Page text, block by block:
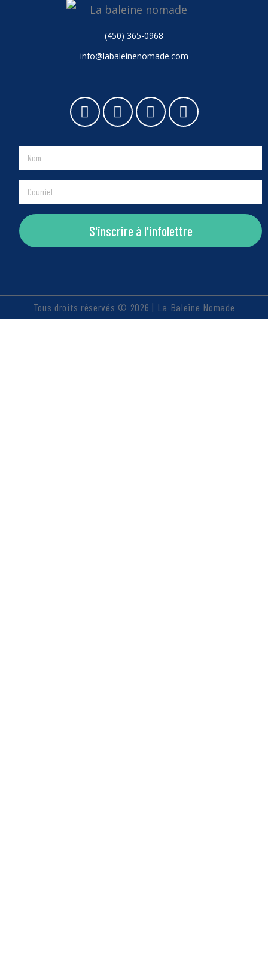
(450) 365-0968
info@labaleinenomade.com
S'inscrire à l'infolettre
Tous droits réservés © 2026 | La Baleine Nomade